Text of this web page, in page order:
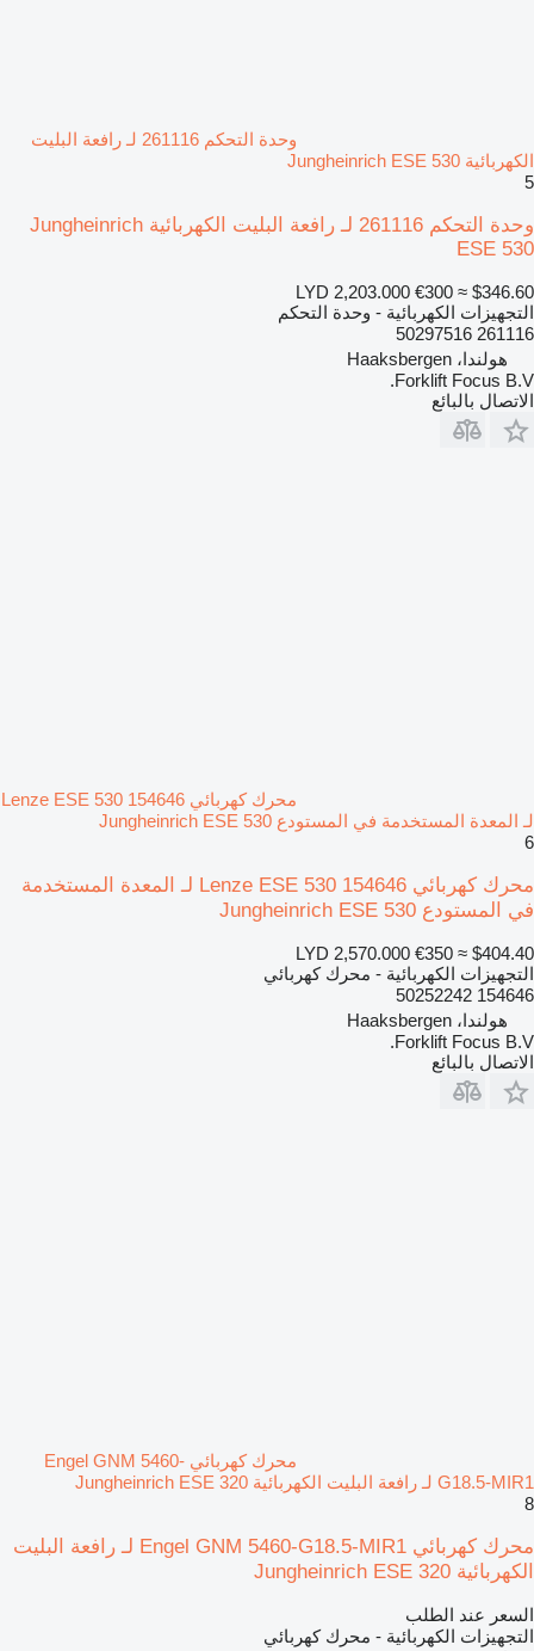
وحدة التحكم 261116 لـ رافعة البليت
الكهربائية Jungheinrich ESE 530
5
وحدة التحكم 261116 لـ رافعة البليت الكهربائية Jungheinrich
ESE 530
LYD 2,203.000 €300 ≈ $346.60
التجهيزات الكهربائية - وحدة التحكم
261116 50297516
هولندا، Haaksbergen
Forklift Focus B.V.
الاتصال بالبائع
محرك كهربائي Lenze ESE 530 154646
لـ المعدة المستخدمة في المستودع Jungheinrich ESE 530
6
محرك كهربائي Lenze ESE 530 154646 لـ المعدة المستخدمة
في المستودع Jungheinrich ESE 530
LYD 2,570.000 €350 ≈ $404.40
التجهيزات الكهربائية - محرك كهربائي
154646 50252242
هولندا، Haaksbergen
Forklift Focus B.V.
الاتصال بالبائع
محرك كهربائي Engel GNM 5460-
G18.5-MIR1 لـ رافعة البليت الكهربائية Jungheinrich ESE 320
8
محرك كهربائي Engel GNM 5460-G18.5-MIR1 لـ رافعة البليت
الكهربائية Jungheinrich ESE 320
السعر عند الطلب
التجهيزات الكهربائية - محرك كهربائي